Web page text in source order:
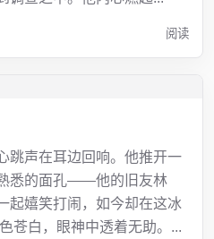
阅读
跳声在耳边回响。他推开一
悉的面孔——他的旧友林
起嬉笑打闹，如今却在这冰
苍白，眼神中透着无助。...